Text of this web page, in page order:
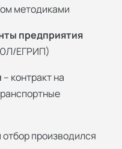
методиками
предприятия
ЕГРИП)
– контракт на
отбор производился